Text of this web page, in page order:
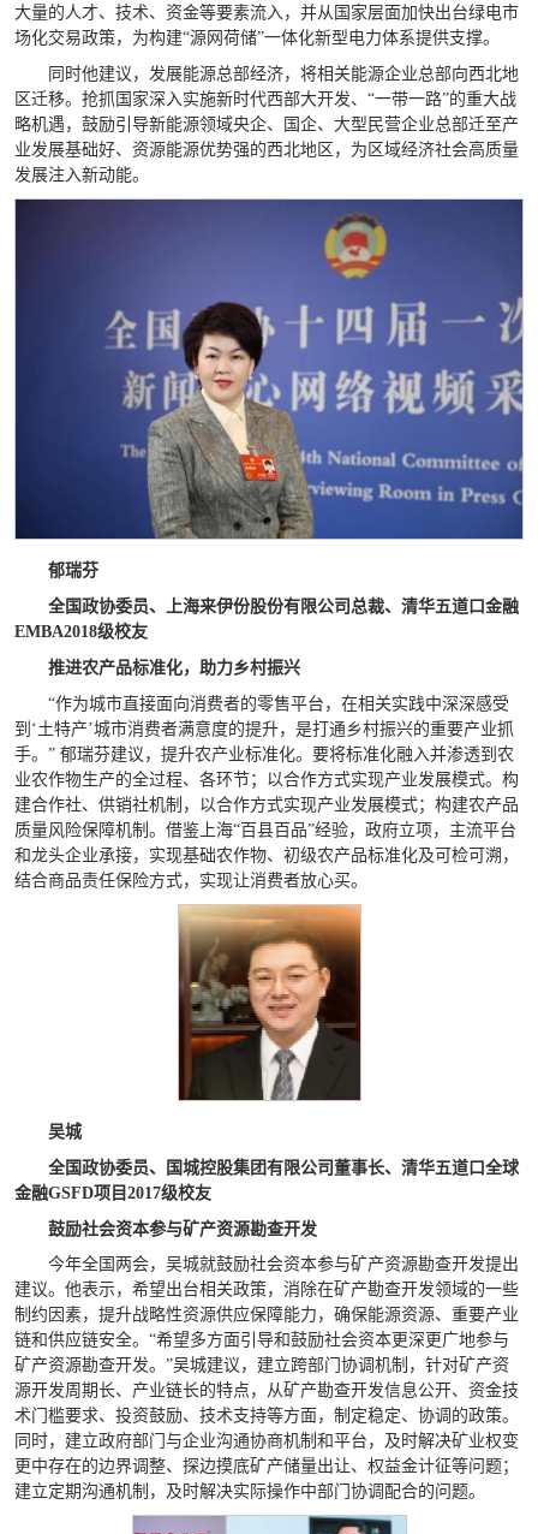
大量的人才、技术、资金等要素流入，并从国家层面加快出台绿电市
场化交易政策，为构建“源网荷储”一体化新型电力体系提供支撑。
同时他建议，发展能源总部经济，将相关能源企业总部向西北地
区迁移。抢抓国家深入实施新时代西部大开发、“一带一路”的重大战
略机遇，鼓励引导新能源领域央企、国企、大型民营企业总部迁至产
业发展基础好、资源能源优势强的西北地区，为区域经济社会高质量
发展注入新动能。
郁瑞芬
全国政协委员、上海来伊份股份有限公司总裁、清华五道口金融
EMBA2018级校友
推进农产品标准化，助力乡村振兴
“作为城市直接面向消费者的零售平台，在相关实践中深深感受
到‘土特产’城市消费者满意度的提升，是打通乡村振兴的重要产业抓
手。” 郁瑞芬建议，提升农产业标准化。要将标准化融入并渗透到农
业农作物生产的全过程、各环节；以合作方式实现产业发展模式。构
建合作社、供销社机制，以合作方式实现产业发展模式；构建农产品
质量风险保障机制。借鉴上海“百县百品”经验，政府立项，主流平台
和龙头企业承接，实现基础农作物、初级农产品标准化及可检可溯，
结合商品责任保险方式，实现让消费者放心买。
吴城
全国政协委员、国城控股集团有限公司董事长、清华五道口全球
金融GSFD项目2017级校友
鼓励社会资本参与矿产资源勘查开发
今年全国两会，吴城就鼓励社会资本参与矿产资源勘查开发提出
建议。他表示，希望出台相关政策，消除在矿产勘查开发领域的一些
制约因素，提升战略性资源供应保障能力，确保能源资源、重要产业
链和供应链安全。“希望多方面引导和鼓励社会资本更深更广地参与
矿产资源勘查开发。”吴城建议，建立跨部门协调机制，针对矿产资
源开发周期长、产业链长的特点，从矿产勘查开发信息公开、资金技
术门槛要求、投资鼓励、技术支持等方面，制定稳定、协调的政策。
同时，建立政府部门与企业沟通协商机制和平台，及时解决矿业权变
更中存在的边界调整、探边摸底矿产储量出让、权益金计征等问题；
建立定期沟通机制，及时解决实际操作中部门协调配合的问题。